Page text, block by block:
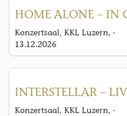
HOME ALONE – IN
Konzertsaal, KKL Luzern, ·
13.12.2026
INTERSTELLAR –
Konzertsaal, KKL Luzern, ·